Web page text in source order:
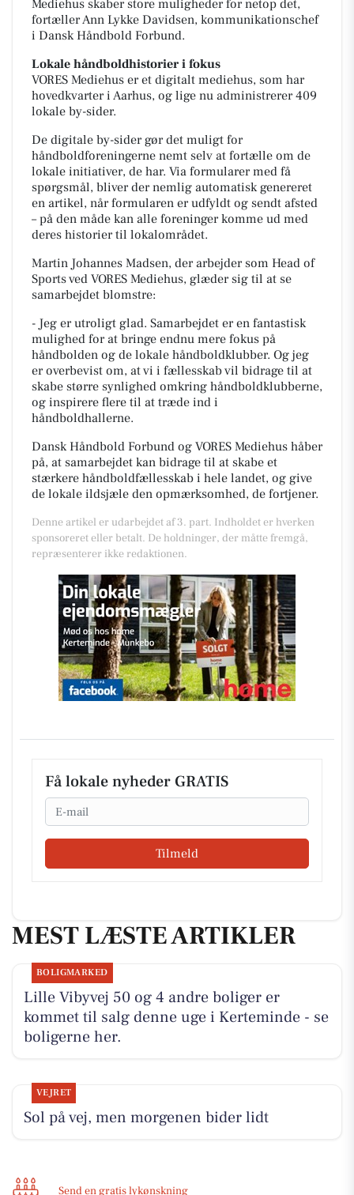
Mediehus skaber store muligheder for netop det,
fortæller Ann Lykke Davidsen, kommunikationschef
i Dansk Håndbold Forbund.
Lokale håndboldhistorier i fokus
VORES Mediehus er et digitalt mediehus, som har
hovedkvarter i Aarhus, og lige nu administrerer 409
lokale by-sider.
De digitale by-sider gør det muligt for
håndboldforeningerne nemt selv at fortælle om de
lokale initiativer, de har. Via formularer med få
spørgsmål, bliver der nemlig automatisk genereret
en artikel, når formularen er udfyldt og sendt afsted
– på den måde kan alle foreninger komme ud med
deres historier til lokalområdet.
Martin Johannes Madsen, der arbejder som Head of
Sports ved VORES Mediehus, glæder sig til at se
samarbejdet blomstre:
- Jeg er utroligt glad. Samarbejdet er en fantastisk
mulighed for at bringe endnu mere fokus på
håndbolden og de lokale håndboldklubber. Og jeg
er overbevist om, at vi i fællesskab vil bidrage til at
skabe større synlighed omkring håndboldklubberne,
og inspirere flere til at træde ind i
håndboldhallerne.
Dansk Håndbold Forbund og VORES Mediehus håber
på, at samarbejdet kan bidrage til at skabe et
stærkere håndboldfællesskab i hele landet, og give
de lokale ildsjæle den opmærksomhed, de fortjener.
Denne artikel er udarbejdet af 3. part. Indholdet er hverken
sponsoreret eller betalt. De holdninger, der måtte fremgå,
repræsenterer ikke redaktionen.
Få lokale nyheder GRATIS
Email
Tilmeld
MEST LÆSTE ARTIKLER
BOLIGMARKED
Lille Vibyvej 50 og 4 andre boliger er
kommet til salg denne uge i Kerteminde - se
boligerne her.
VEJRET
Sol på vej, men morgenen bider lidt
Send en gratis lykønskning